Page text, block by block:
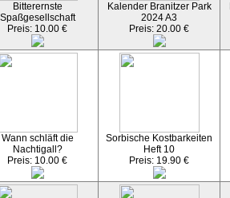
Bitterernste
Spaßgesellschaft
Preis: 10.00 €
Kalender Branitzer Park
2024 A3
Preis: 20.00 €
Wann schläft die
Nachtigall?
Preis: 10.00 €
Sorbische Kostbarkeiten
Heft 10
Preis: 19.90 €